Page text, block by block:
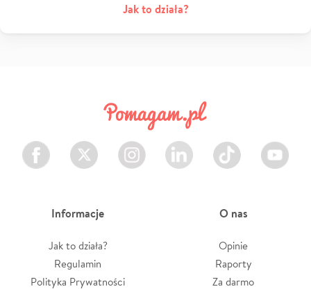
Jak to działa?
Facebook Twitter Instagram LinkedIn TikTok Youtube
Informacje
Jak to działa?
Regulamin
Polityka Prywatności
O nas
Opinie
Raporty
Za darmo